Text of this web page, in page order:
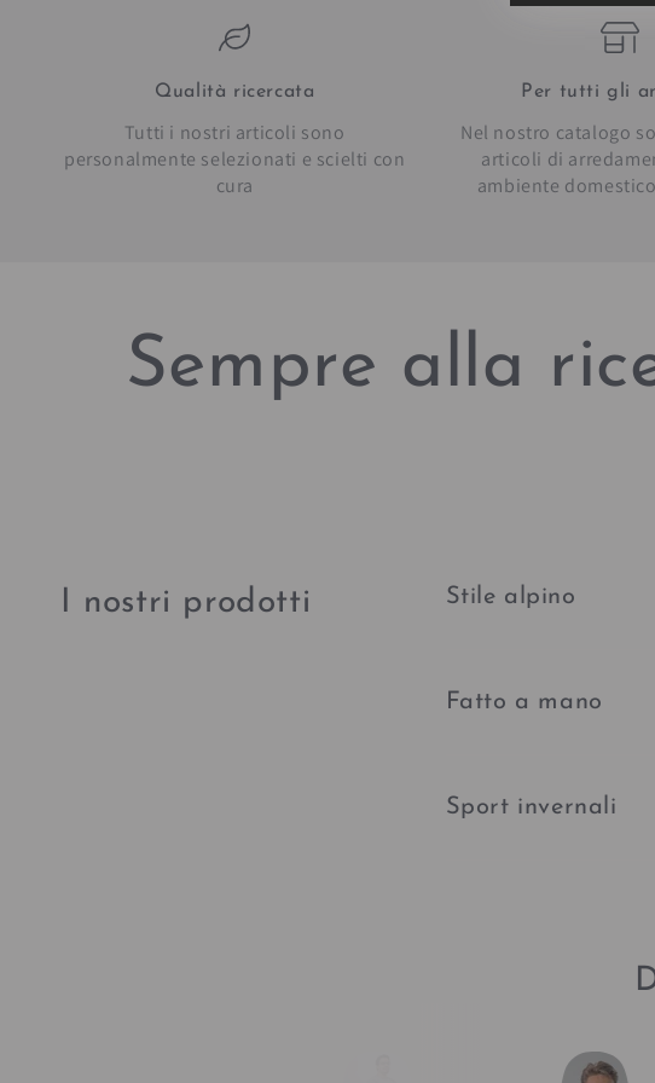
Qualità ricercata
Tutti i nostri articoli sono
personalmente selezionati e scielti con
cura
Per tutti gli
Nel nostro catalogo
articoli di
ambiente
Sempre alla
I nostri prodotti Stile alpino
Fatto a mano
Sport invernali